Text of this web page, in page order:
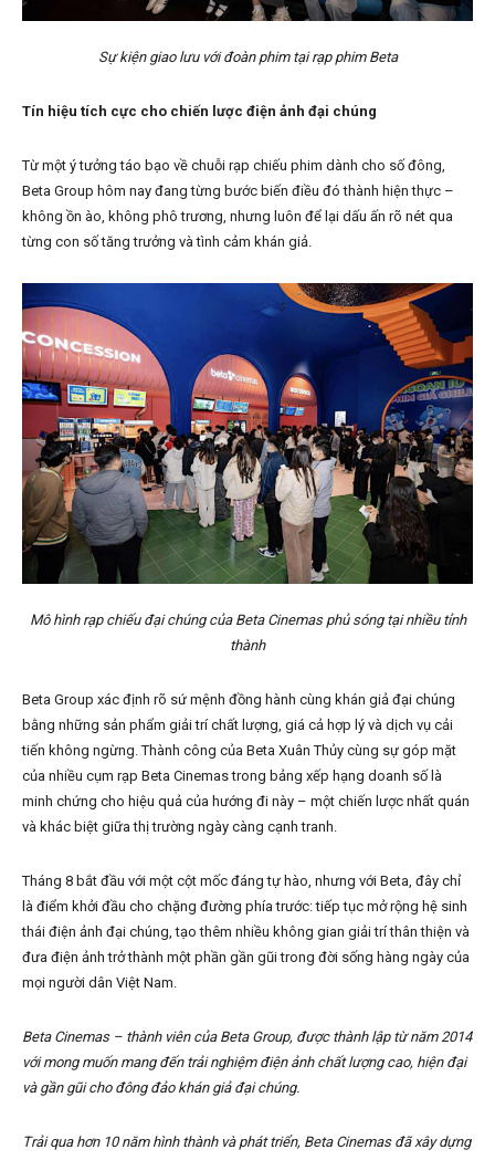
Sự kiện giao lưu với đoàn phim tại rạp phim Beta
Tín hiệu tích cực cho chiến lược điện ảnh đại chúng
Từ một ý tưởng táo bạo về chuỗi rạp chiếu phim dành cho số đông,
Beta Group hôm nay đang từng bước biến điều đó thành hiện thực –
không ồn ào, không phô trương, nhưng luôn để lại dấu ấn rõ nét qua
từng con số tăng trưởng và tình cảm khán giả.
Mô hình rạp chiếu đại chúng của Beta Cinemas phủ sóng tại nhiều tỉnh
thành
Beta Group xác định rõ sứ mệnh đồng hành cùng khán giả đại chúng
bằng những sản phẩm giải trí chất lượng, giá cả hợp lý và dịch vụ cải
tiến không ngừng. Thành công của Beta Xuân Thủy cùng sự góp mặt
của nhiều cụm rạp Beta Cinemas trong bảng xếp hạng doanh số là
minh chứng cho hiệu quả của hướng đi này – một chiến lược nhất quán
và khác biệt giữa thị trường ngày càng cạnh tranh.
Tháng 8 bắt đầu với một cột mốc đáng tự hào, nhưng với Beta, đây chỉ
là điểm khởi đầu cho chặng đường phía trước: tiếp tục mở rộng hệ sinh
thái điện ảnh đại chúng, tạo thêm nhiều không gian giải trí thân thiện và
đưa điện ảnh trở thành một phần gần gũi trong đời sống hàng ngày của
mọi người dân Việt Nam.
Beta Cinemas – thành viên của Beta Group, được thành lập từ năm 2014
với mong muốn mang đến trải nghiệm điện ảnh chất lượng cao, hiện đại
và gần gũi cho đông đảo khán giả đại chúng.
Trải qua hơn 10 năm hình thành và phát triển, Beta Cinemas đã xây dựng